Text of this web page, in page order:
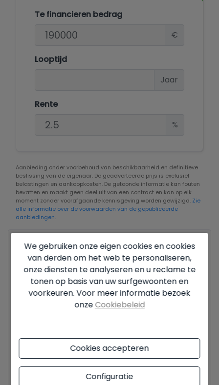
Te financieren bedrag
€
Looptijd
Jaar
Rente
%
Aanbieding onder voorbehoud van beschikbaarheid en definitieve
beslissing van de eigenaar. De geadverteerde prijs is exclusief
belastingen en aankoopkosten. De getoonde informatie kan fouten
bevatten en maakt geen deel uit van een contract en kan op elk
moment zonder voorafgaande kennisgeving worden gewijzigd. Zie
alle informatie over de voorwaarden van de gepubliceerde
aanbiedingen.
Jouw volledige naam*
Jouw e-mail*
Jouw telefoonnummer*
We gebruiken onze eigen cookies en cookies
van derden om het web te personaliseren,
onze diensten te analyseren en u reclame te
tonen op basis van uw surfgewoonten en
voorkeuren. Voor meer informatie bezoek
onze Cookiebeleid
Cookies accepteren
Configuratie